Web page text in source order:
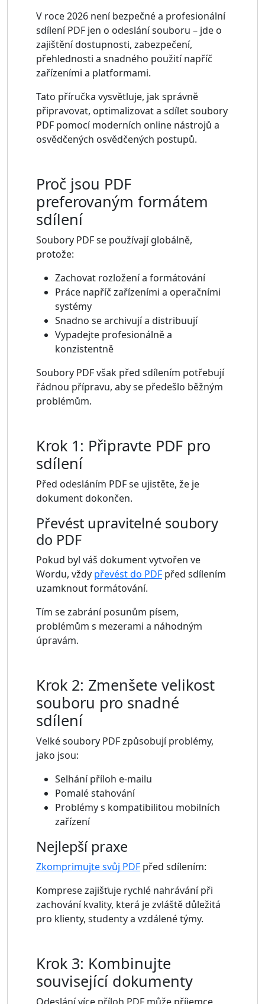
V roce 2026 není bezpečné a profesionální
sdílení PDF jen o odeslání souboru – jde o
zajištění dostupnosti, zabezpečení,
přehlednosti a snadného použití napříč
zařízeními a platformami.
Tato příručka vysvětluje, jak správně
připravovat, optimalizovat a sdílet soubory
PDF pomocí moderních online nástrojů a
osvědčených osvědčených postupů.
Proč jsou PDF
preferovaným formátem
sdílení
Soubory PDF se používají globálně,
protože:
Zachovat rozložení a formátování
Práce napříč zařízeními a operačními
systémy
Snadno se archivují a distribuují
Vypadejte profesionálně a
konzistentně
Soubory PDF však před sdílením potřebují
řádnou přípravu, aby se předešlo běžným
problémům.
Krok 1: Připravte PDF pro
sdílení
Před odesláním PDF se ujistěte, že je
dokument dokončen.
Převést upravitelné soubory
do PDF
Pokud byl váš dokument vytvořen ve
Wordu, vždy převést do PDF před sdílením
uzamknout formátování.
Tím se zabrání posunům písem,
problémům s mezerami a náhodným
úpravám.
Krok 2: Zmenšete velikost
souboru pro snadné
sdílení
Velké soubory PDF způsobují problémy,
jako jsou:
Selhání příloh e-mailu
Pomalé stahování
Problémy s kompatibilitou mobilních
zařízení
Nejlepší praxe
Zkomprimujte svůj PDF před sdílením:
Komprese zajišťuje rychlé nahrávání při
zachování kvality, která je zvláště důležitá
pro klienty, studenty a vzdálené týmy.
Krok 3: Kombinujte
související dokumenty